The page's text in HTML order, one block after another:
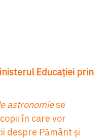
Educației prin
astronomiese
în care vor
despre Pământ și